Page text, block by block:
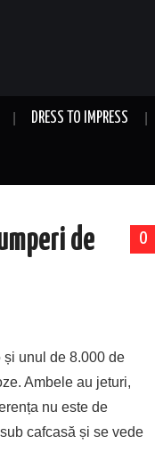
DRESS TO IMPRESS
0
de
unul de 8.000 de
Ambele au jeturi,
nu este de
cafcasă și se vede